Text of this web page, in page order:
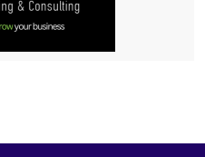
οι άνεμοι στο